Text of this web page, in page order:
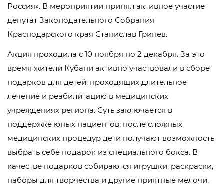
Россия». В мероприятии принял активное участие
депутат Законодательного Собрания
Краснодарского края Станислав Гринев.
Акция проходила с 10 ноября по 2 декабря. За это
время жители Кубани активно участвовали в сборе
подарков для детей, проходящих длительное
лечение и реабилитацию в медицинских
учреждениях региона. Суть заключается в
поддержке юных пациентов: после сложных
медицинских процедур дети получают возможность
выбрать себе подарок из специального бокса. В
качестве подарков собираются игрушки, раскраски,
наборы для творчества и другие приятные мелочи.